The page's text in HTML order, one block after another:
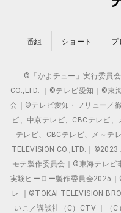
番組 ショート プ
©「かよチュー」実行委員
CO.,LTD. ｜©テレビ愛知｜©東
会｜©テレビ愛知・フリュー／
ビ、中京テレビ、CBCテレビ
テレビ、CBCテレビ、メ～
TELEVISION CO.,LTD.｜
モテ製作委員会｜©東海テレ
実験ヒーロー製作委員会2025
レ ｜©TOKAI TELEVISION
いこ／講談社（C）CTV ｜（